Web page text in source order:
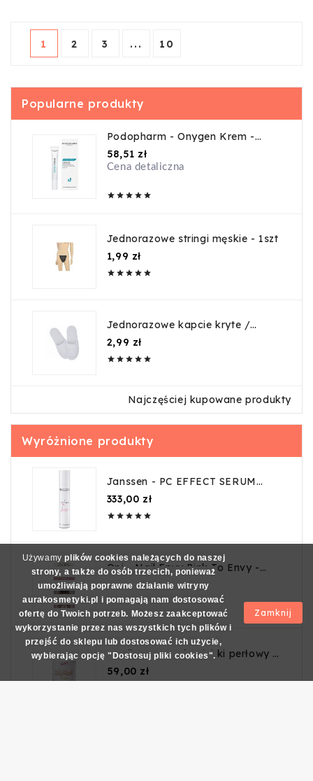
1 2 3 ... 10
Popularne produkty
Podopharm - Onygen Krem -
20ml
58,51 złCena
Cena detaliczna
    
Jednorazowe stringi męskie - 1szt
1,99 zł
    
Jednorazowe kapcie kryte /
guma
2,99 zł
    
Najczęściej kupowane produkty
Wyróżnione produkty
Janssen - PC EFFECT SERUM
50ml
333,00 złCena
    
Opi - Nail Envy Pink To Envy -
Odżywka do paznokci - 15ml
66,01 złCena

Depileve - Wosk miękki perłowy -
400g
59,00 złCena
Używamy plików cookies należących do naszej
strony, a także do osób trzecich, ponieważ
umożliwiają poprawne działanie witryny
aurakosmetyki.pl i pomagają nam dostosować
ofertę do Twoich potrzeb. Możesz zaakceptować
wykorzystanie przez nas wszystkich tych plików i
przejść do sklepu lub dostosować ich użycie,
wybierając opcję "Dostosuj pliki cookies".
Zamknij